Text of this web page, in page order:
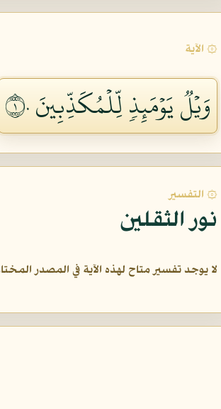
۞ الآية
وَيۡلٞ يَوۡمَئِذٖ لِّلۡمُكَذِّبِينَ ١٠
۞ التفسير
نور الثقلين
لا يوجد تفسير متاح لهذه الآية في المصدر